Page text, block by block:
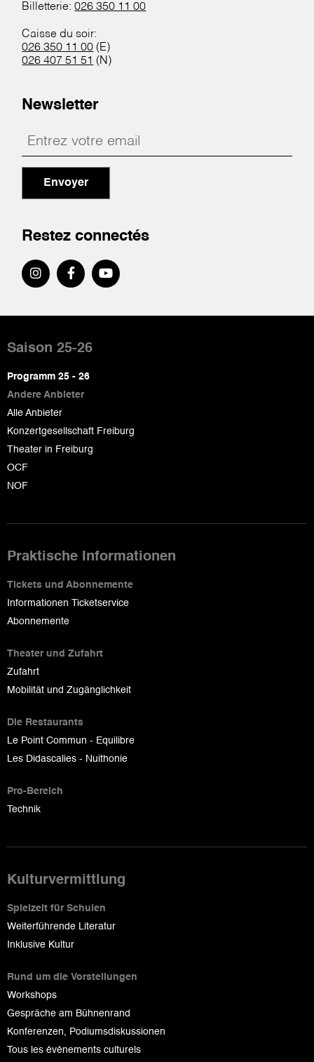
Billetterie:026 350 11 00
Caisse du soir:
026 350 11 00 (E)
026 407 51 51 (N)
Newsletter
Envoyer
Restez connectés
de
page
Saison 25-26
Programm 25 - 26
Andere Anbieter
Alle Anbieter
Konzertgesellschaft Freiburg
Theater in Freiburg
OCF
NOF
Praktische Informationen
Tickets und Abonnemente
Informationen Ticketservice
Abonnemente
Theater und Zufahrt
Zufahrt
Mobilität und Zugänglichkeit
Die Restaurants
Le Point Commun - Equilibre
Les Didascalies - Nuithonie
Pro-Bereich
Technik
Kulturvermittlung
Spielzeit für Schulen
Weiterführende Literatur
Inklusive Kultur
Rund um die Vorstellungen
Workshops
Gespräche am Bühnenrand
Konferenzen, Podiumsdiskussionen
Tous les événements culturels